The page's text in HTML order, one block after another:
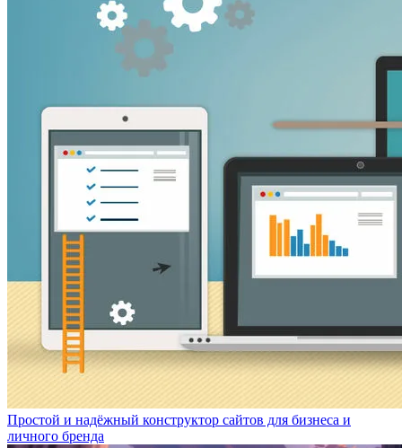
Простой и надёжный конструктор сайтов для бизнеса и
личного бренда